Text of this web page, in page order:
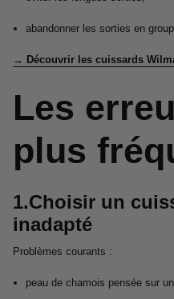
abandonner les sorties en
→ Découvrir les cuissards
Les
plus
1.Choisir un
inadapté
Problèmes courants :
peau de chamois pensée sur